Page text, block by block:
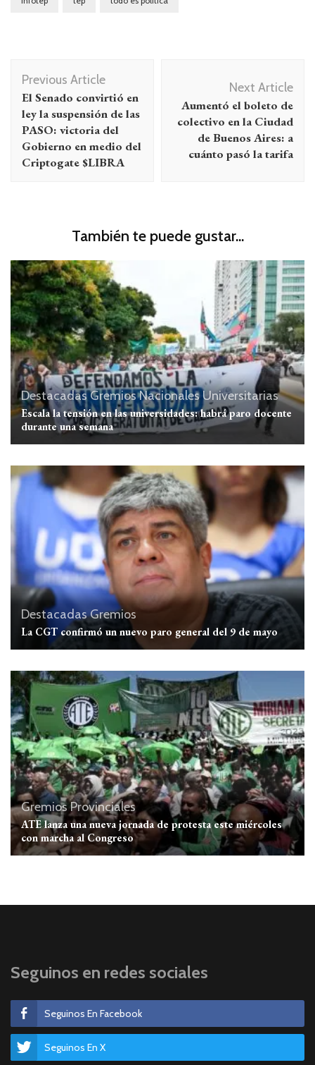
Navegación
de
entradas
Previous Article
El Senado convirtió en
ley la suspensión de las
PASO: victoria del
Gobierno en medio del
Criptogate $LIBRA
Next Article
Aumentó el boleto de
colectivo en la Ciudad
de Buenos Aires: a
cuánto pasó la tarifa
También te puede gustar...
DestacadasGremios NacionalesUniversitarias
Escala la tensión en las universidades: habrá paro docente
durante una semana
DestacadasGremios
La CGT confirmó un nuevo paro general del 9 de mayo
GremiosProvinciales
ATE lanza una nueva jornada de protesta este miércoles
con marcha al Congreso
Seguinos en redes sociales
Seguinos En Facebook
Seguinos En X